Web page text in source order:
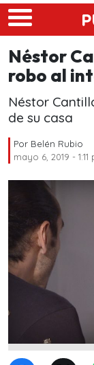
Skip to main
Néstor
robo al
Néstor
de su casa
Por Belén Rubio
mayo 6, 2019 - 1:11